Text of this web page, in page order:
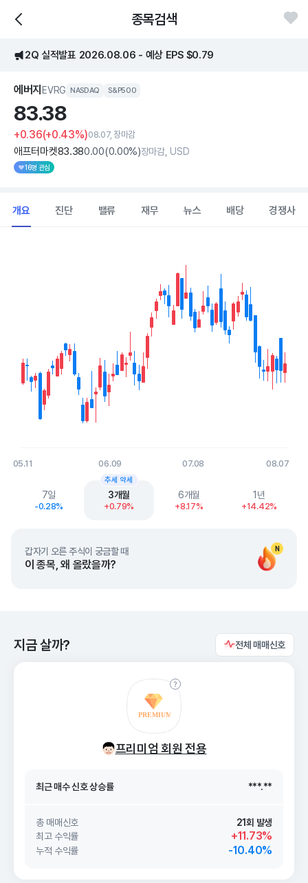
종목검색
2Q 실적발표 2026.08.06 - 예상 EPS $0.79
에버지EVRG NASDAQ S&P500
83.38
+0.36(+0.43%)08.07, 장마감
애프터마켓83.380.00(0.00%)장마감, USD
16명 관심
개요 진단 밸류 재무 뉴스 배당 경쟁사
The chart has 1 X axis displaying Time. Data ranges from
The chart has 1 Y axis displaying values. Data ranges from 80.24
05.11 06.09 07.08 08.07
End of interactive chart.
7일
-0.28%
3개월
+0.79%
추세 약세
6개월
+8.17%
1년
+14.42%
N
갑자기 오른 주식이 궁금할 때
이 종목, 왜 올랐을까?
지금 살까? 전체 매매신호
프리미엄 회원 전용
26. 08/09
최근 매수 신호 상승률 ***.**
최근 매수 신호 ***.**
총 매매신호
21회 발생
최고 수익률
+11.73%
누적 수익률 -10.40%